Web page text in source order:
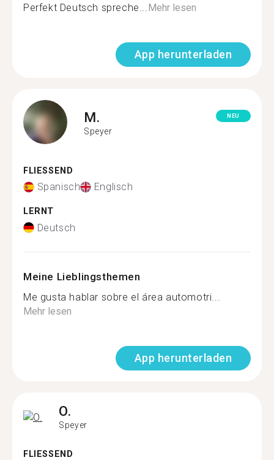
Perfekt Deutsch spreche... Mehr lesen
App herunterladen
M.
Speyer
NEU
FLIESSEND
Spanisch Englisch
LERNT
Deutsch
Meine Lieblingsthemen
Me gusta hablar sobre el área automotri...
Mehr lesen
App herunterladen
O.
Speyer
FLIESSEND